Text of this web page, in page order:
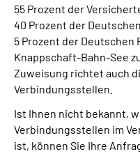
55 Prozent der
40 Prozent der
5 Prozent der
Knappschaft-Bahn-See
Zuweisung richtet auch
Verbindungsstellen.
Ist Ihnen nicht bekannt,
Verbindungsstellen im
ist, können Sie Ihre